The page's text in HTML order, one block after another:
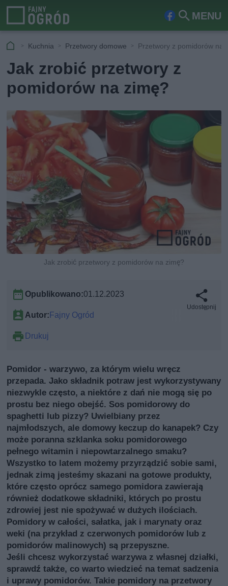
MENU
Fa
ook
Szu
Kuchnia Przetwory domowe Przetwory z pomidorów na
Jak zrobić przetwory z
pomidorów na zimę?
Jak zrobić przetwory z pomidorów na zimę?
Opublikowano:01.12.2023
Autor:Fajny Ogród
Drukuj
Udostępnij
Pomidor - warzywo, za którym wielu wręcz
przepada. Jako składnik potraw jest wykorzystywany
niezwykle często, a niektóre z dań nie mogą się po
prostu bez niego obejść. Sos pomidorowy do
spaghetti lub pizzy? Uwielbiany przez
najmłodszych, ale domowy keczup do kanapek? Czy
może poranna szklanka soku pomidorowego
pełnego witamin i niepowtarzalnego smaku?
Wszystko to latem możemy przyrządzić sobie sami,
jednak zimą jesteśmy skazani na gotowe produkty,
które często oprócz samego pomidora zawierają
również dodatkowe składniki, których po prostu
zdrowiej jest nie spożywać w dużych ilościach.
Pomidory w całości, sałatka, jak i marynaty oraz
weki (na przykład z czerwonych pomidorów lub z
pomidorów malinowych) są przepyszne.
Jeśli chcesz wykorzystać warzywa z własnej działki,
sprawdź także, co warto wiedzieć na temat sadzenia
i uprawy pomidorów. Takie pomidory na przetwory